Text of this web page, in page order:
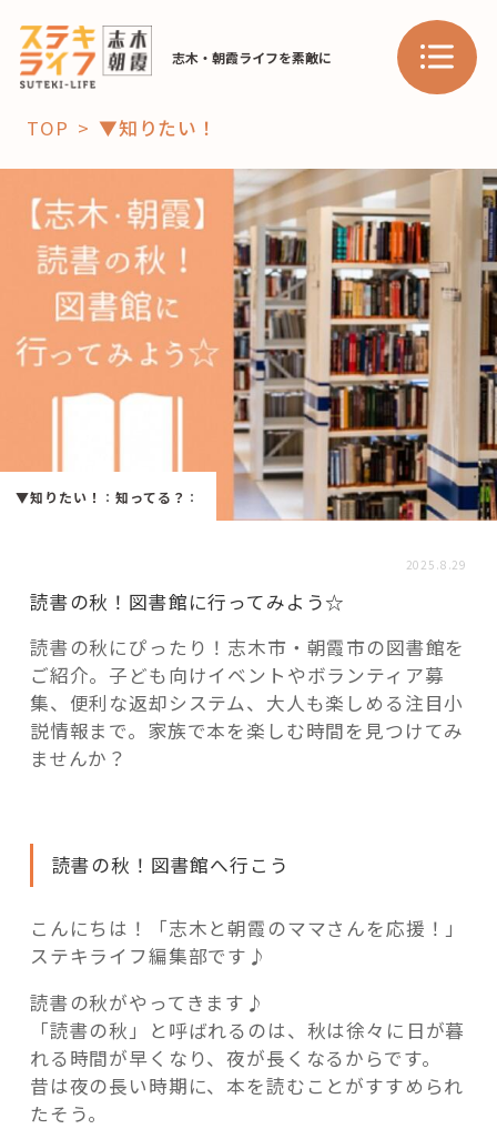
志木・朝霞ライフを素敵に
「コト」
子育て
暮らし
おすすめ
スポット 学び・教育
HAREL HAREL
活用事例
「モノ」
fleXe リノベ事例
「ひと」
コーディネーター紹介
これからの暮らし 住み替え相談
TOP ▼知りたい！
▼知りたい！ ：知ってる？ ：
2025.8.29
読書の秋！図書館に行ってみよう☆
読書の秋にぴったり！志木市・朝霞市の図書館を
ご紹介。子ども向けイベントやボランティア募
集、便利な返却システム、大人も楽しめる注目小
説情報まで。家族で本を楽しむ時間を見つけてみ
ませんか？
読書の秋！図書館へ行こう
こんにちは！「志木と朝霞のママさんを応援！」
ステキライフ編集部です♪
読書の秋がやってきます♪
「読書の秋」と呼ばれるのは、秋は徐々に日が暮
れる時間が早くなり、夜が長くなるからです。
昔は夜の長い時期に、本を読むことがすすめられ
たそう。